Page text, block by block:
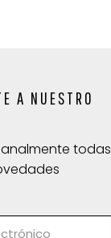
A NUESTRO
todas